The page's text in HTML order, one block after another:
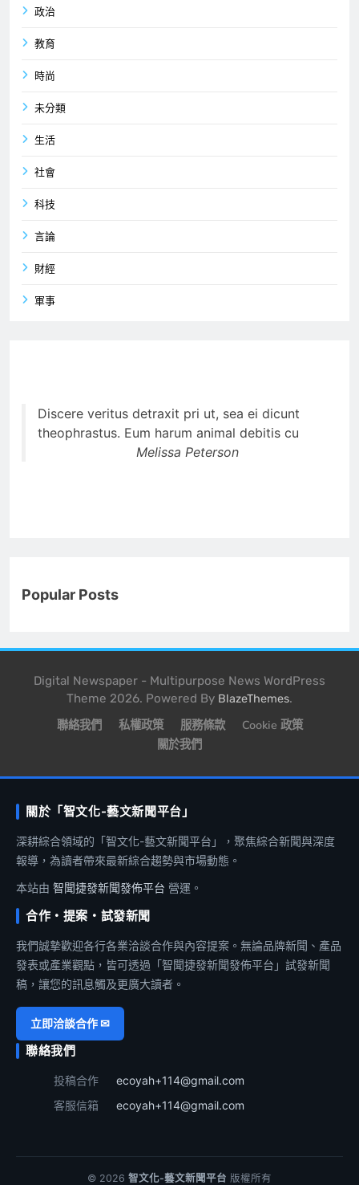
政治
教育
時尚
未分類
生活
社會
科技
言論
財經
軍事
Discere veritus detraxit pri ut, sea ei dicunt
theophrastus. Eum harum animal debitis cu
Melissa Peterson
Popular Posts
Digital Newspaper - Multipurpose News WordPress
Theme 2026. Powered By BlazeThemes.
聯絡我們 私權政策 服務條款
Cookie 政策
關於我們
關於「智文化-藝文新聞平台」
深耕綜合領域的「智文化-藝文新聞平台」，聚焦綜合新聞與深度
報導，為讀者帶來最新綜合趨勢與市場動態。
本站由 智聞捷發新聞發佈平台 營運。
合作・提案・試發新聞
我們誠摯歡迎各行各業洽談合作與內容提案。無論品牌新聞、產品
發表或產業觀點，皆可透過「智聞捷發新聞發佈平台」試發新聞
稿，讓您的訊息觸及更廣大讀者。
立即洽談合作 ✉
聯絡我們
投稿合作
ecoyah+114@gmail.com
客服信箱
ecoyah+114@gmail.com
© 2026 智文化-藝文新聞平台 版權所有